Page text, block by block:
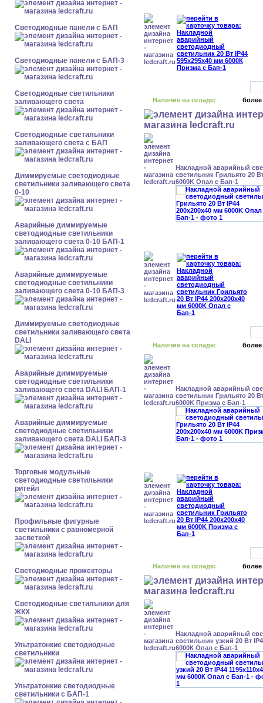
Cветодиодные панели с БАП
Cветодиодные панели с БАП-3
Светодиодные светильники
заливающего света
Светодиодные светильники
заливающего света с БАП
Диммируемые светодиодные
светильники заливающего света
0-10
Аварийные диммируемые
светодиодные светильники
заливающего света 0-10 БАП-1
Аварийные диммируемые
светодиодные светильники
заливающего света 0-10 БАП-3
Диммируемые светодиодные
светильники заливающего света
DALI
Аварийные диммируемые
светодиодные светильники
заливающего света DALI БАП-1
Аварийные диммируемые
светодиодные светильники
заливающего света DALI БАП-3
Торговые модульные
светодиодные светильники
ритейл
Профильные фигурные
светильники с равномерной
засветкой
Светодиодные прожекторы
Светодиодные светильники для
ЖКХ
Ультратонкие светодиодные
светильники
Ультратонкие светодиодные
светильники с БАП-1
Наличие на складе: более
Накладной аварийный
светильник Грильято 20
6000K Опал с Бап-1
Наличие на складе: более
Накладной аварийный
светильник Грильято 20
6000K Призма с Бап-1
Наличие на складе: более
Накладной аварийный
светильник узкий 20 Вт
6000К Опал с Бап-1